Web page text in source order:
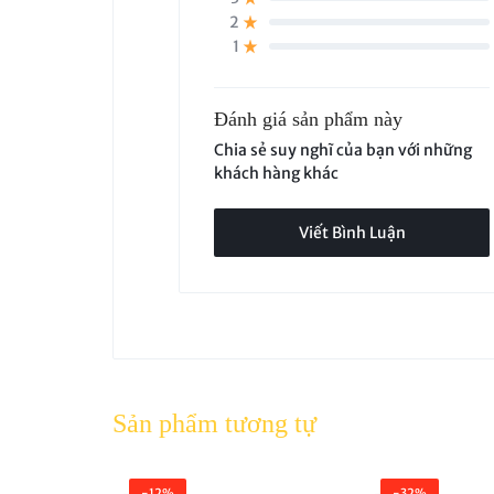
2
1
Đánh giá sản phẩm này
Chia sẻ suy nghĩ của bạn với những
khách hàng khác
Viết Bình Luận
Sản phẩm tương tự